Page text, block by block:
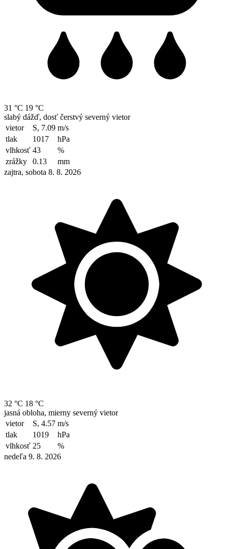
31 °C 19 °C
slabý dážď, dosť čerstvý severný vietor
vietor
S, 7.09 m/s
tlak
1017
hPa
vlhkosť 43
%
zrážky
0.13
mm
zajtra, sobota 8. 8. 2026
32 °C 18 °C
jasná obloha, mierny severný vietor
vietor
S, 4.57 m/s
tlak
1019
hPa
vlhkosť 25
%
nedeľa 9. 8. 2026